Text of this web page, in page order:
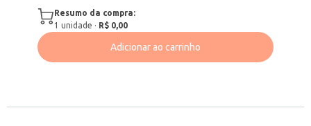
Resumo da compra:
1 unidade · R$ 0,00
Adicionar ao carrinho